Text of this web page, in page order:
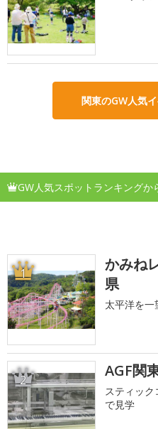
関東のGW人気
GW人気スポットランキングか
1
かみね
県
太平洋を一
2 AGF関
スティッ
で見学